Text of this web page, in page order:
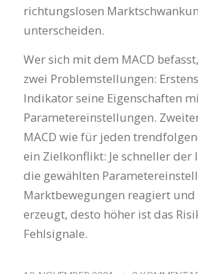
richtungslosen
unterscheiden.
Wer sich mit dem MACD
zwei Problemstellungen:
Indikator seine Eigenschaften
Parametereinstellungen.
MACD wie für jeden
ein Zielkonflikt: Je schneller
die gewählten
Marktbewegungen reagiert und
erzeugt, desto höher ist das
Fehlsignale.